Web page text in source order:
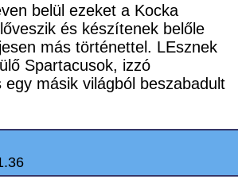
belül ezeket a Kocka
és készítenek belőle
más történettel. LEsznek
Spartacusok, izzó
másik világból beszabadult